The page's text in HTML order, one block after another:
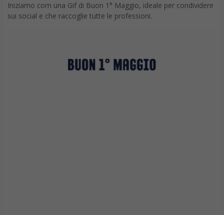
Iniziamo com una Gif di Buon 1° Maggio, ideale per condividere
sui social e che raccoglie tutte le professioni.